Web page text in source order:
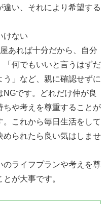
い、それにより希望する
けない
あれば十分だから、自分
「何でもいいと言うはずだ
」など、親に確認せずに
です。どれだけ仲が良
ちや考えを尊重することが
これから毎日生活をして
められたら良い気はしませ
ライフプランや考えを尊
が大事です。